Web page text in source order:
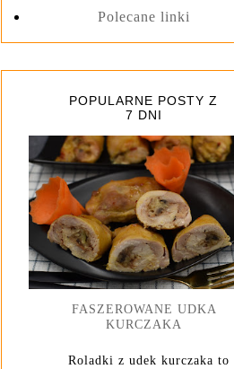
Polecane linki
POPULARNE POSTY Z
7 DNI
FASZEROWANE UDKA
KURCZAKA
Roladki z udek kurczaka to